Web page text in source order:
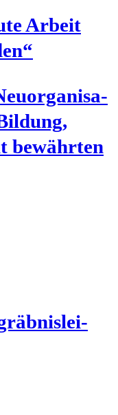
Arbeit
bewähr­ten